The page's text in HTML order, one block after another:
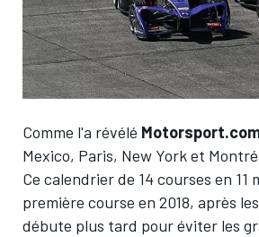
WEC
Comme l'a révélé
Mexico, Paris, New York et
Ce calendrier de 14 courses en
première course en 2018, après
débute plus tard pour éviter les